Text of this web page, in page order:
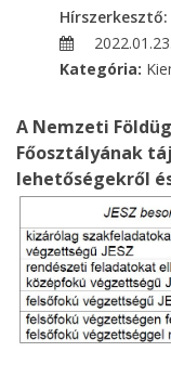
2022.01.23.
Kategória:
A Nemzeti
Főosztályának
lehetőségekről